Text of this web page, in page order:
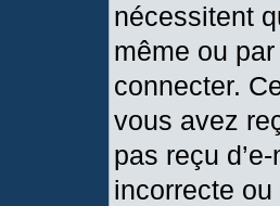
nécessitent
même ou
connecter.
vous avez
pas reçu
incorrecte